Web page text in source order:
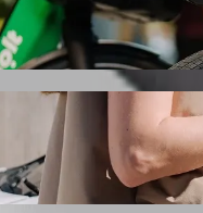
samkjøring
prisen for å reise til